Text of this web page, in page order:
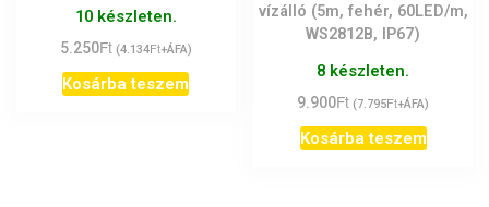
10 készleten.
5.250Ft (4.134Ft+ÁFA)
Kosárba teszem
vízálló (5m, fehér, 60LED/m,
WS2812B, IP67)
8 készleten.
9.900Ft (7.795Ft+ÁFA)
Kosárba teszem